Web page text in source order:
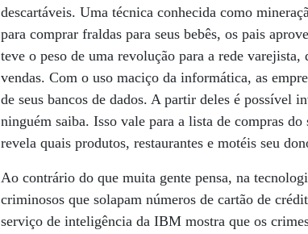
descartáveis. Uma técnica conhecida como
para comprar fraldas para seus bebês, os pais
teve o peso de uma revolução para a rede
vendas. Com o uso maciço da informática, as
de seus bancos de dados. A partir deles é possível
ninguém saiba. Isso vale para a lista de compras
revela quais produtos, restaurantes e motéis seu
Ao contrário do que muita gente pensa, na
criminosos que solapam números de cartão de
serviço de inteligência da IBM mostra que os